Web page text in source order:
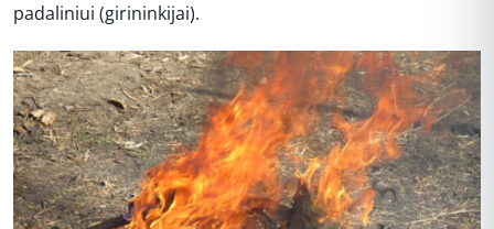
padaliniui (girininkijai).